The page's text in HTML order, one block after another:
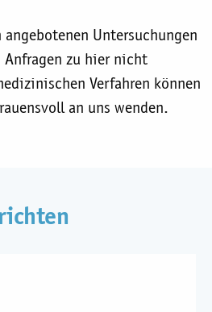
Untersuchungen
zu hier nicht
Verfahren können
an uns wenden.